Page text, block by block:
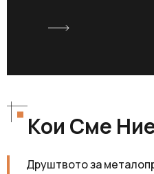
Кои Сме
Друштвото за